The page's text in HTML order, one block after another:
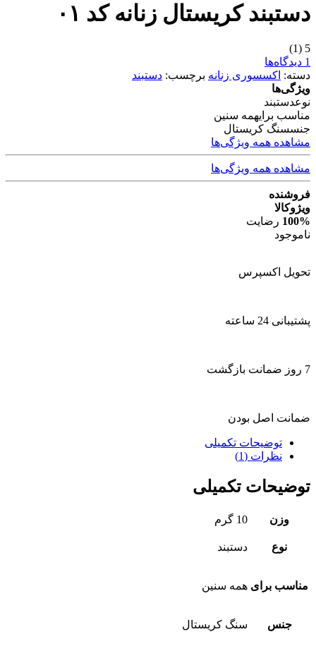
دستبند کریستال زنانه کد ۰۱
5
(1)
1 دیدگاه‌ها
دسته: اکسسوری زنانه برچسب: دستبند
ویژگی‌ها
نوعدستبند
مناسب برایهمه سنین
جنسسنگ کریستال
مشاهده همه ویژگی‌ها
مشاهده همه ویژگی‌ها
فروشنده
ویژوکالا
100% رضایت
ناموجود
تحویل اکسپرس
پشتیبانی 24 ساعته
7 روز ضمانت بازگشت
ضمانت اصل بودن
توضیحات تکمیلی
نظرات (1)
توضیحات تکمیلی
وزن 10 گرم
نوع دستبند
مناسب برای همه سنین
جنس سنگ کریستال